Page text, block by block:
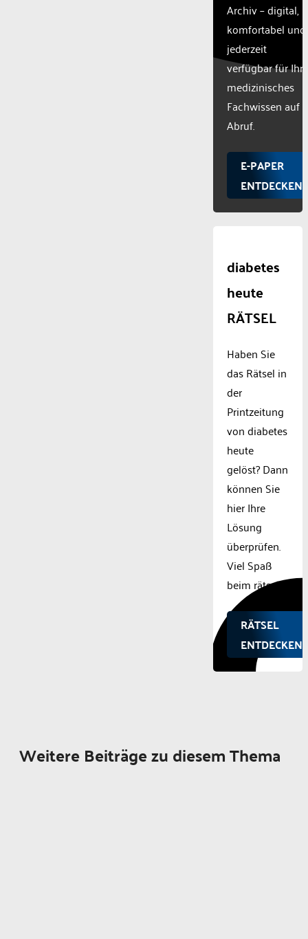
Archiv – digital,
komfortabel und
jederzeit
verfügbar für Ihr
medizinisches
Fachwissen auf
Abruf.
E-PAPER
ENTDECKEN
diabetes
heute
RÄTSEL
Haben Sie
das Rätsel in
der
Printzeitung
von diabetes
heute
gelöst? Dann
können Sie
hier Ihre
Lösung
überprüfen.
Viel Spaß
beim rätseln.
RÄTSEL
ENTDECKEN!
Weitere Beiträge zu diesem Thema